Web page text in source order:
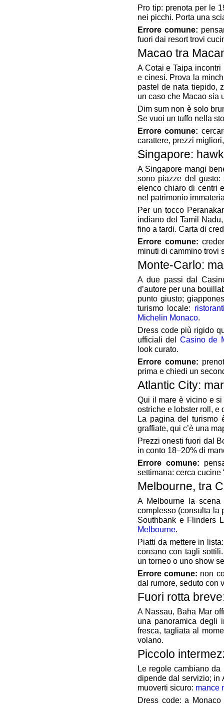
Pro tip: prenota per le
nei picchi. Porta una
Errore comune:
fuori dai resort trovi
Macao tra
A Cotai e Taipa
e cinesi. Prova la
pastel de nata tiepido,
un caso che Macao sia
Dim sum non è solo
Se vuoi un tuffo nella
Errore comune:
carattere, prezzi
Singapore:
A Singapore mangi
sono piazze del
elenco chiaro di centri
nel patrimonio
Per un tocco
indiano del Tamil
fino a tardi. Carta di
Errore comune:
minuti di cammino trovi
Monte‑Carlo:
A due passi dal
d’autore per una
punto giusto;
turismo locale:
Michelin Monaco.
Dress code più rigido
ufficiali del Casino de
look curato.
Errore comune:
prima e chiedi un
Atlantic City:
Qui il mare è vicino e
ostriche e lobster roll, e
La pagina del turismo
graffiate, qui c’è una
Prezzi onesti fuori dal
in conto 18–20% di
Errore comune:
settimana: cerca cucine
Melbourne, tra
A Melbourne la
complesso (consulta la
Southbank e Flinders
Melbourne.
Piatti da mettere in
coreano con tagli
un torneo o uno show
Errore comune: non
dal rumore, seduto con
Fuori rotta
A Nassau, Baha Mar
una panoramica
fresca, tagliata al
volano.
Piccolo
Le regole cambiano
dipende dal servizio; in
muoverti sicuro: mance
Dress code: a